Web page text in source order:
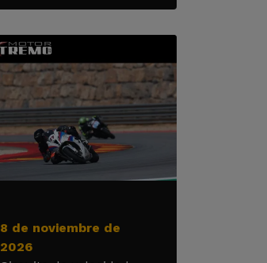
8 de noviembre de
2026